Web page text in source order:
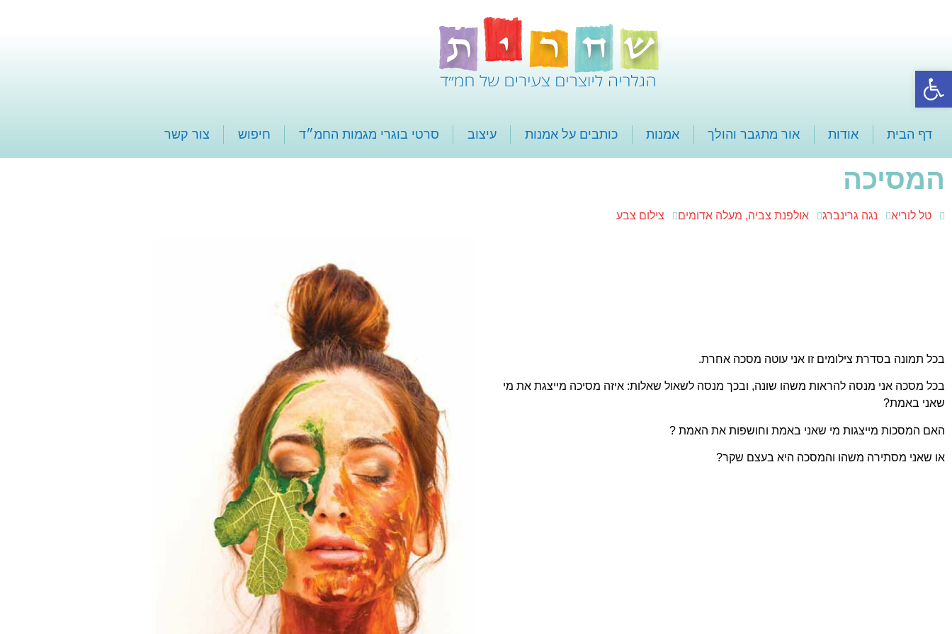
פתח סרגל נגישות
דף הבית אודות אור מתגבר והולך אמנות כותבים על אמנות עיצוב סרטי בוגרי מגמות החמ״ד חיפוש צור קשר
המסיכה
טל לוריא נגה גרינברג אולפנת צביה, מעלה אדומים צילום צבע
בכל תמונה בסדרת צילומים זו אני עוטה מסכה אחרת.
בכל מסכה אני מנסה להראות משהו שונה, ובכך מנסה לשאול שאלות: איזה מסיכה מייצגת את מי
שאני באמת?
האם המסכות מייצגות מי שאני באמת וחושפות את האמת ?
או שאני מסתירה משהו והמסכה היא בעצם שקר?